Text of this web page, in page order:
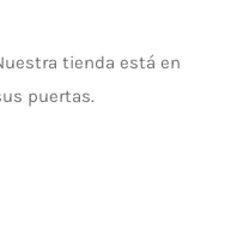
tienda está en
puertas.